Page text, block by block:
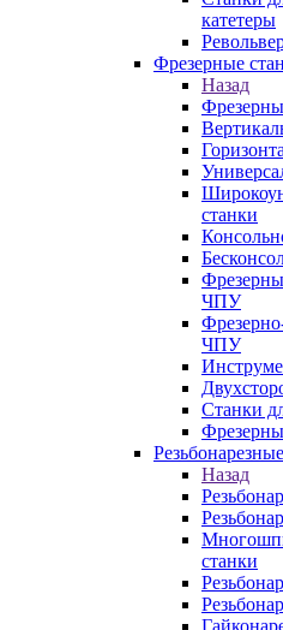
катетеры
Фрезерные
Назад
станки
ЧПУ
ЧПУ
Станки
Назад
станки